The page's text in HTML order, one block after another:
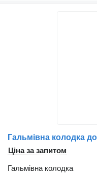
Ціна за запитом
Гальмівна колодка